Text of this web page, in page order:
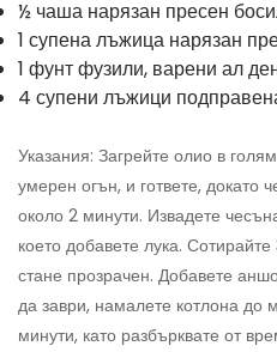
½ чаша нарязан пресен
1 супена лъжица нарязан
1 фунт фузили, варени ал
4 супени лъжици
Указания: Загрейте олио в
умерен огън, и гответе, докато
около 2 минути. Извадете
което добавете лука.
стане прозрачен. Добавете
да заври, намалете котлона до
минути, като разбърквате от